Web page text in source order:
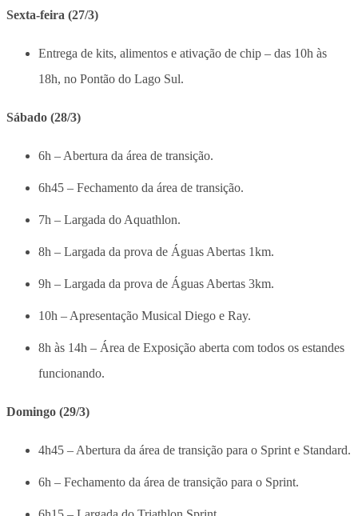
Sexta-feira (27/3)
Entrega de kits, alimentos e ativação de chip – das 10h às
18h, no Pontão do Lago Sul.
Sábado (28/3)
6h – Abertura da área de transição.
6h45 – Fechamento da área de transição.
7h – Largada do Aquathlon.
8h – Largada da prova de Águas Abertas 1km.
9h – Largada da prova de Águas Abertas 3km.
10h – Apresentação Musical Diego e Ray.
8h às 14h – Área de Exposição aberta com todos os estandes
funcionando.
Domingo (29/3)
4h45 – Abertura da área de transição para o Sprint e Standard.
6h – Fechamento da área de transição para o Sprint.